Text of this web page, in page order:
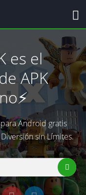
es el
APK
para Android gratis
sin Límites.